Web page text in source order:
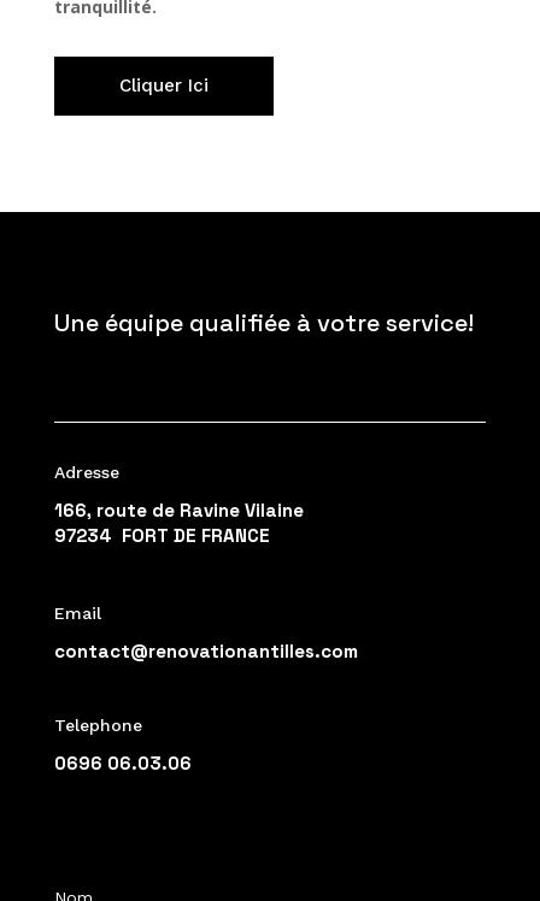
tranquillité.
Cliquer Ici
Une équipe qualifiée à votre service!
Adresse
166, route de Ravine Vilaine
97234 FORT DE FRANCE
Email
contact@renovationantilles.com
Telephone
0696 06.03.06